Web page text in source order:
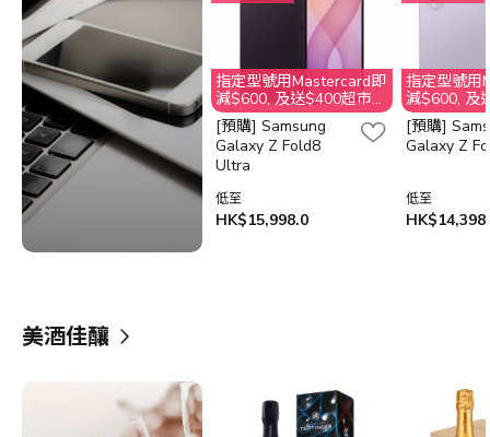
指定型號用Mastercard即
減$600, 及送$400超市電
子禮券, 數量有限, 送完即
止. 不接受取消訂單, 客人
需要退還贈品超市電子禮
劵$400之價值
[預購] Samsung
Galaxy Z Fold8
Ultra
低至
HK$15,998.0
指定型號用
減$600, 及
子禮券, 數
止. 不接受
需要退還贈
[預購]
Galaxy Z
低至
美酒佳釀